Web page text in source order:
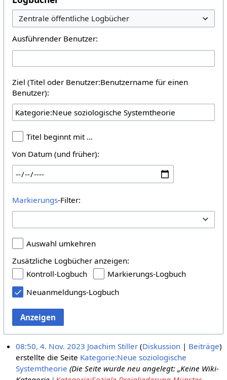
Ausführender Benutzer:
Ziel (Titel oder Benutzer:Benutzername für einen
Benutzer):
Titel beginnt mit …
Von Datum (und früher):
Markierungs-Filter:
Auswahl umkehren
Zusätzliche Logbücher anzeigen:
Kontroll-Logbuch
Markierungs-Logbuch
Neuanmeldungs-Logbuch
Anzeigen
08:50, 4. Nov. 2023 Joachim Stiller Diskussion
Beiträge
erstellte die Seite Kategorie:Neue soziologische
Systemtheorie (Die Seite wurde neu angelegt: „Keine Wiki-